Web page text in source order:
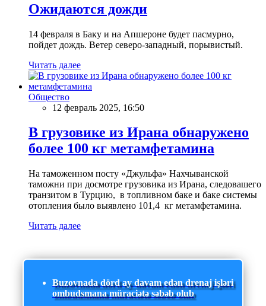
Ожидаются дожди
14 февраля в Баку и на Апшероне будет пасмурно,
пойдет дождь. Ветер северо-западный, порывистый.
Читать далее
Общество
12 февраль 2025, 16:50
В грузовике из Ирана обнаружено
более 100 кг метамфетамина
На таможенном посту «Джульфа» Нахчыванской
таможни при досмотре грузовика из Ирана, следовашего
транзитом в Турцию, в топливном баке и баке системы
отопления было выявлено 101,4 кг метамфетамина.
Читать далее
Buzovnada dörd ay davam edən drenaj işləri
ombudsmana müraciətə səbəb olub